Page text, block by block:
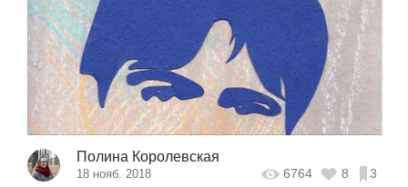
Полина Королевская
18 нояб. 2018 6764 8 3